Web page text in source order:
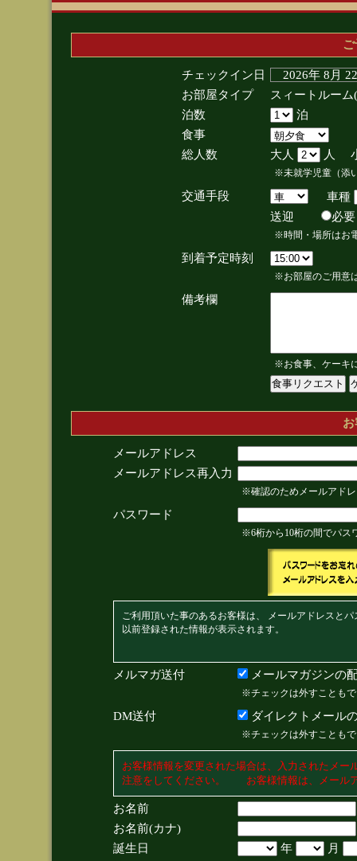
チェックイン日
2026年 8月
お部屋タイプ
スィートルー
泊数
泊
食事
総人数
大人 人
※未就学児童（添
交通手段
車種
送迎
※時間・場所はお
到着予定時刻
※お部屋のご用意
備考欄
※お食事、ケーキ
メールアドレス
メールアドレス再入力
※確認のためメールアド
パスワード
※6桁から10桁の間でパス
ご利用頂いた事のあるお客様は、 メールアドレスと
以前登録された情報が表示されます。
メルマガ送付 メールマガジンの
※チェックは外すことも
DM送付 ダイレクトメール
※チェックは外すことも
お客様情報を変更された場合は、入力されたメ
注意をしてください。 お客様情報は、メール
お名前
お名前(カナ)
誕生日
年
月